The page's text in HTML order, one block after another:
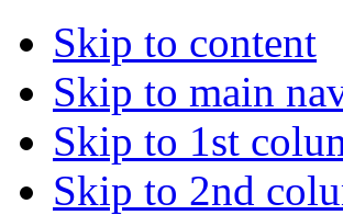
Skip to content
Skip to main
Skip to 1st
Skip to 2nd